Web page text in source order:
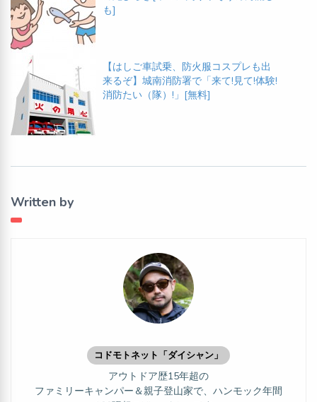
も]
【はしご車試乗、防火服コスプレも出
来るぞ】城南消防署で「来て!見て!体験!
消防たい（隊）!」[無料]
Written by
コドモトネット「ダイシャン」
アウトドア歴15年超の
ファミリーキャンパー＆親子登山家で、ハンモック年間